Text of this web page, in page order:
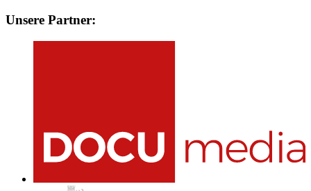
Unsere Partner: